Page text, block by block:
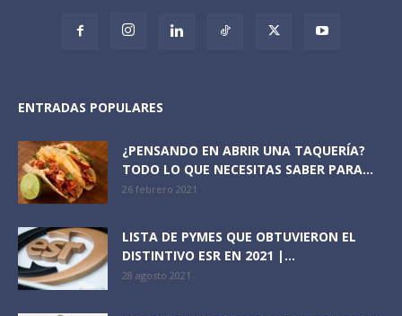
ENTRADAS POPULARES
¿PENSANDO EN ABRIR UNA TAQUERÍA?
TODO LO QUE NECESITAS SABER PARA...
26 febrero 2021
LISTA DE PYMES QUE OBTUVIERON EL
DISTINTIVO ESR EN 2021 |...
28 agosto 2021